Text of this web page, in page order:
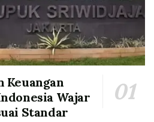
Keuangan
Wajar
Standar